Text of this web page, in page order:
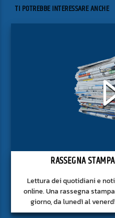
TI POTREBBE INTERESSARE ANCHE
RASSEGNA
Lettura dei quotidiani e
online. Una rassegna
giorno, da lunedì al
approfondito delle notizie